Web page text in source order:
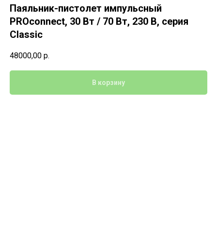
Паяльник-пистолет импульсный
PROconnect, 30 Вт / 70 Вт, 230 В, серия
Classic
48000,00 р.
В корзину